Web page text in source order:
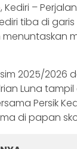
, Kediri –
tiba di
2025/2026
Luna tampil
Persik
di papan